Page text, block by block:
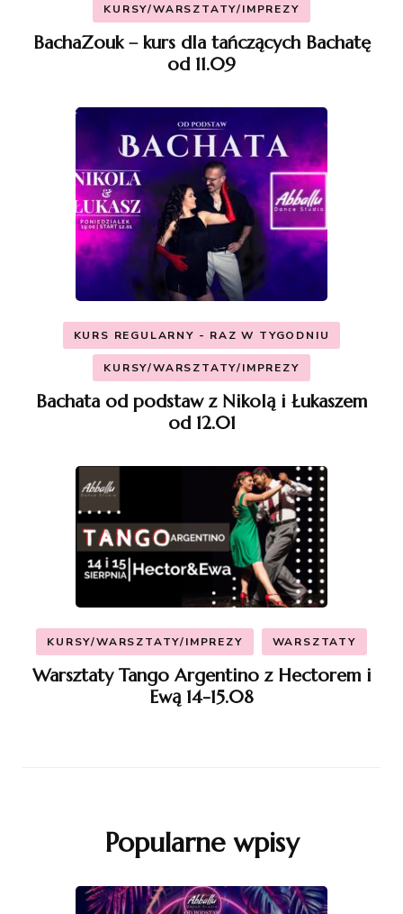
KURSY/WARSZTATY/IMPREZY
BachaZouk – kurs dla tańczących Bachatę
od 11.09
KURS REGULARNY - RAZ W TYGODNIU
KURSY/WARSZTATY/IMPREZY
Bachata od podstaw z Nikolą i Łukaszem
od 12.01
KURSY/WARSZTATY/IMPREZY WARSZTATY
Warsztaty Tango Argentino z Hectorem i
Ewą 14-15.08
Popularne wpisy